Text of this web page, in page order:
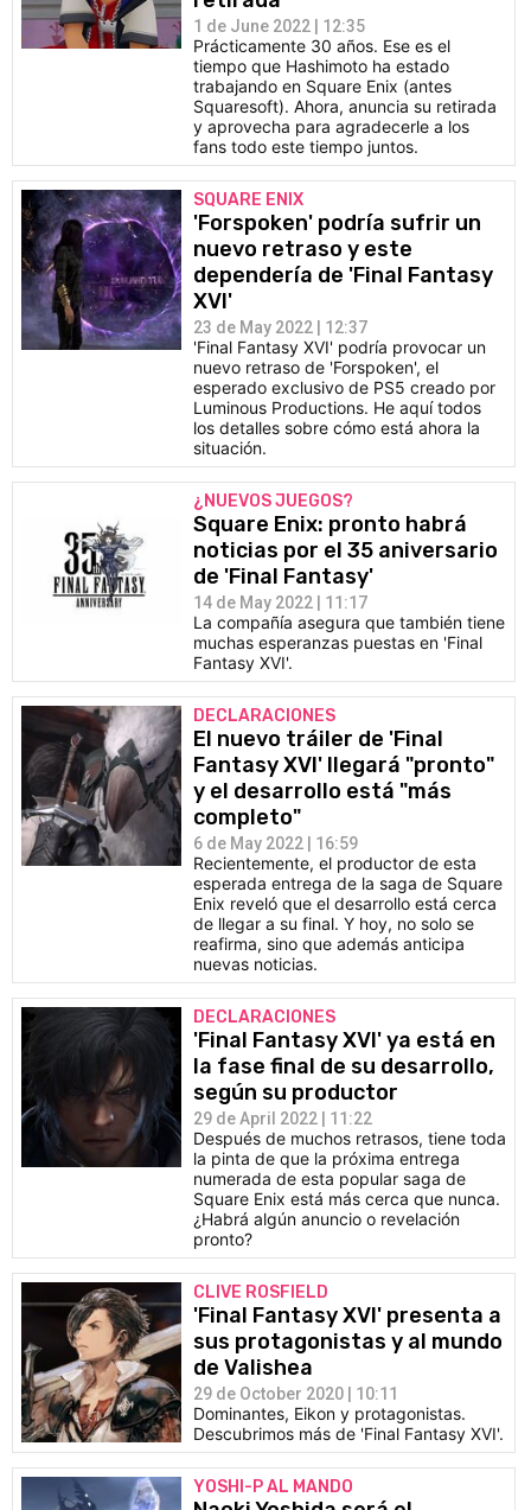
1 de June 2022 | 12:35
Prácticamente 30 años. Ese es el
tiempo que Hashimoto ha estado
trabajando en Square Enix (antes
Squaresoft). Ahora, anuncia su retirada
y aprovecha para agradecerle a los
fans todo este tiempo juntos.
SQUARE ENIX
'Forspoken' podría sufrir un
nuevo retraso y este
dependería de 'Final Fantasy
XVI'
23 de May 2022 | 12:37
'Final Fantasy XVI' podría provocar un
nuevo retraso de 'Forspoken', el
esperado exclusivo de PS5 creado por
Luminous Productions. He aquí todos
los detalles sobre cómo está ahora la
situación.
¿NUEVOS JUEGOS?
Square Enix: pronto habrá
noticias por el 35 aniversario
de 'Final Fantasy'
14 de May 2022 | 11:17
La compañía asegura que también tiene
muchas esperanzas puestas en 'Final
Fantasy XVI'.
DECLARACIONES
El nuevo tráiler de 'Final
Fantasy XVI' llegará "pronto"
y el desarrollo está "más
completo"
6 de May 2022 | 16:59
Recientemente, el productor de esta
esperada entrega de la saga de Square
Enix reveló que el desarrollo está cerca
de llegar a su final. Y hoy, no solo se
reafirma, sino que además anticipa
nuevas noticias.
DECLARACIONES
'Final Fantasy XVI' ya está en
la fase final de su desarrollo,
según su productor
29 de April 2022 | 11:22
Después de muchos retrasos, tiene toda
la pinta de que la próxima entrega
numerada de esta popular saga de
Square Enix está más cerca que nunca.
¿Habrá algún anuncio o revelación
pronto?
CLIVE ROSFIELD
'Final Fantasy XVI' presenta a
sus protagonistas y al mundo
de Valishea
29 de October 2020 | 10:11
Dominantes, Eikon y protagonistas.
Descubrimos más de 'Final Fantasy XVI'.
YOSHI-P AL MANDO